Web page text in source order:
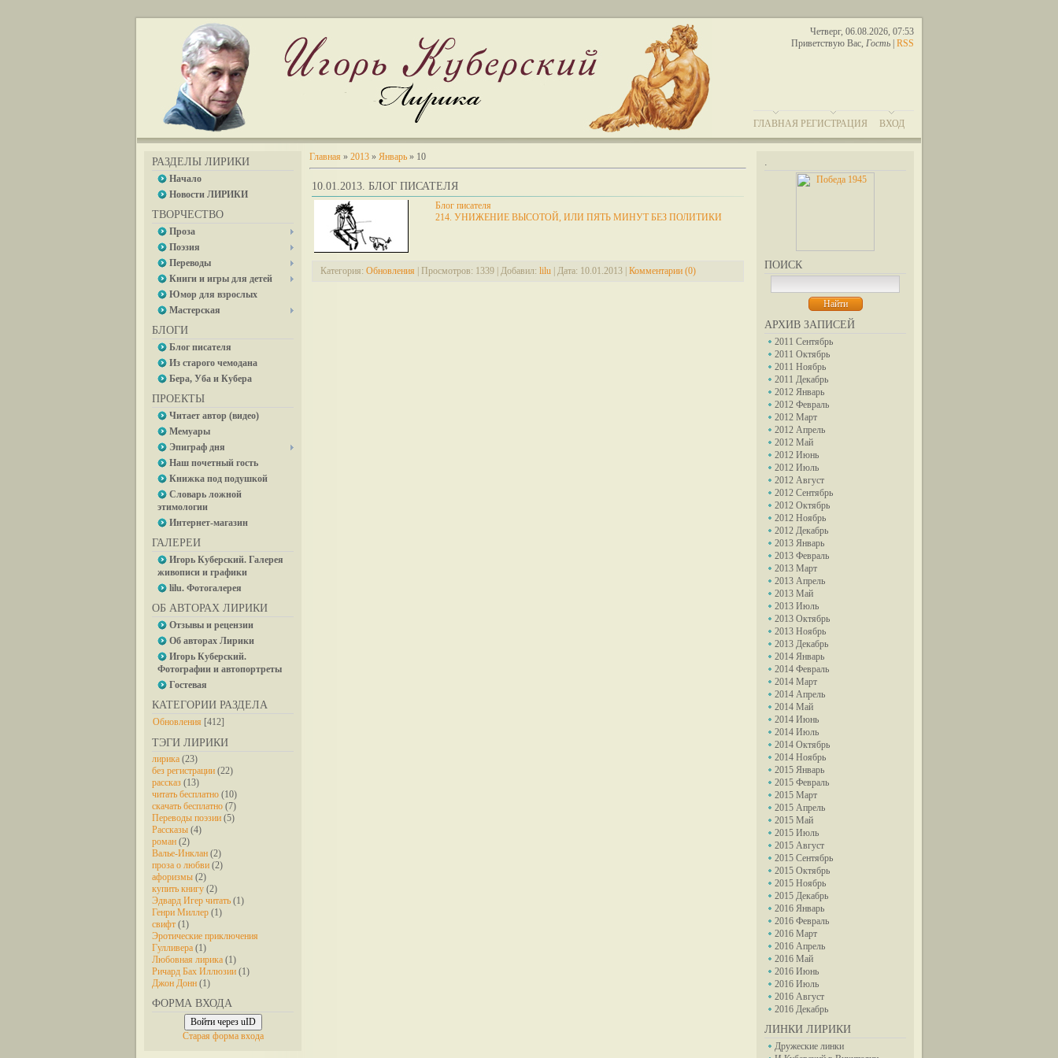
Четверг, 06.08.2026, 07:53
Приветствую Вас, Гость RSS
ГЛАВНАЯ РЕГИСТРАЦИЯ ВХОД
РАЗДЕЛЫ ЛИРИКИ
Начало
Новости ЛИРИКИ
ТВОРЧЕСТВО
Проза
Поэзия
Переводы
Книги и игры для детей
Юмор для взрослых
Мастерская
БЛОГИ
Блог писателя
Из старого чемодана
Бера, Уба и Кубера
ПРОЕКТЫ
Читает автор (видео)
Мемуары
Эпиграф дня
Наш почетный гость
Книжка под подушкой
Словарь ложной
этимологии
Интернет-магазин
ГАЛЕРЕИ
Игорь Куберский. Галерея
живописи и графики
lilu. Фотогалерея
ОБ АВТОРАХ ЛИРИКИ
Отзывы и рецензии
Об авторах Лирики
Игорь Куберский.
Фотографии и автопортреты
Гостевая
КАТЕГОРИИ РАЗДЕЛА
Обновления [412]
ТЭГИ ЛИРИКИ
лирика (23)
без регистрации (22)
рассказ (13)
читать бесплатно (10)
скачать бесплатно (7)
Переводы поэзии (5)
Рассказы (4)
роман (2)
Валье-Инклан (2)
проза о любви (2)
афоризмы (2)
купить книгу (2)
Эдвард Игер читать (1)
Генри Миллер (1)
свифт (1)
Эротические приключения
Гулливера (1)
Любовная лирика (1)
Ричард Бах Иллюзии (1)
Джон Донн (1)
ФОРМА ВХОДА
Войти через uID
Старая форма входа
.
ПОИСК
АРХИВ ЗАПИСЕЙ
2011 Сентябрь
2011 Октябрь
2011 Ноябрь
2011 Декабрь
2012 Январь
2012 Февраль
2012 Март
2012 Апрель
2012 Май
2012 Июнь
2012 Июль
2012 Август
2012 Сентябрь
2012 Октябрь
2012 Ноябрь
2012 Декабрь
2013 Январь
2013 Февраль
2013 Март
2013 Апрель
2013 Май
2013 Июль
2013 Октябрь
2013 Ноябрь
2013 Декабрь
2014 Январь
2014 Февраль
2014 Март
2014 Апрель
2014 Май
2014 Июнь
2014 Июль
2014 Октябрь
2014 Ноябрь
2015 Январь
2015 Февраль
2015 Март
2015 Апрель
2015 Май
2015 Июль
2015 Август
2015 Сентябрь
2015 Октябрь
2015 Ноябрь
2015 Декабрь
2016 Январь
2016 Февраль
2016 Март
2016 Апрель
2016 Май
2016 Июнь
2016 Июль
2016 Август
2016 Декабрь
ЛИНКИ ЛИРИКИ
Дружеские линки
Главная » 2013 » Январь » 10
10.01.2013. БЛОГ ПИСАТЕЛЯ
Блог писателя
214. УНИЖЕНИЕ ВЫСОТОЙ, ИЛИ ПЯТЬ МИНУТ БЕЗ ПОЛИТИКИ
Категория: Обновления Просмотров: 1339 Добавил: lilu Дата: 10.01.2013 Комментарии (0)